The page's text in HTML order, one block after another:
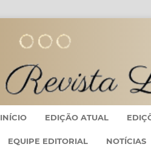
INÍCIO EDIÇÃO ATUAL
EQUIPE EDITORIAL NOTÍCIAS